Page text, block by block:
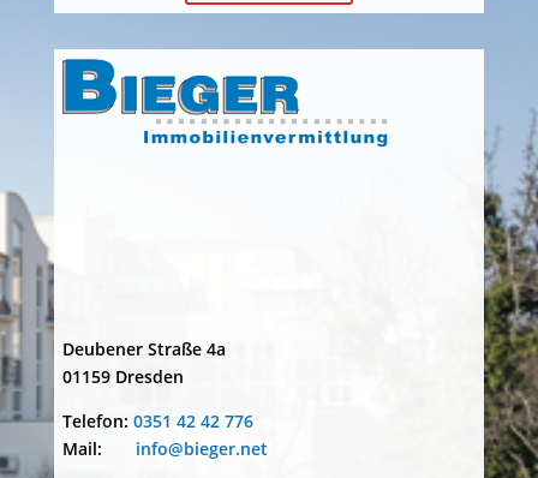
Deubener Straße 4a
01159 Dresden
Telefon: 0351 42 42 776
Mail: info@bieger.net